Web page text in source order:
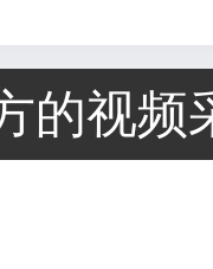
的视频